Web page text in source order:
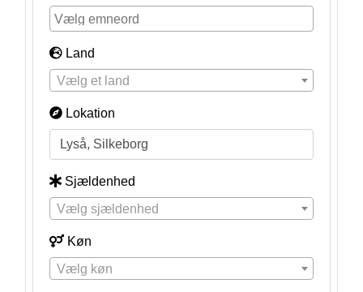
Land
Vælg et land
Lokation
Sjældenhed
Vælg sjældenhed
Køn
Vælg køn